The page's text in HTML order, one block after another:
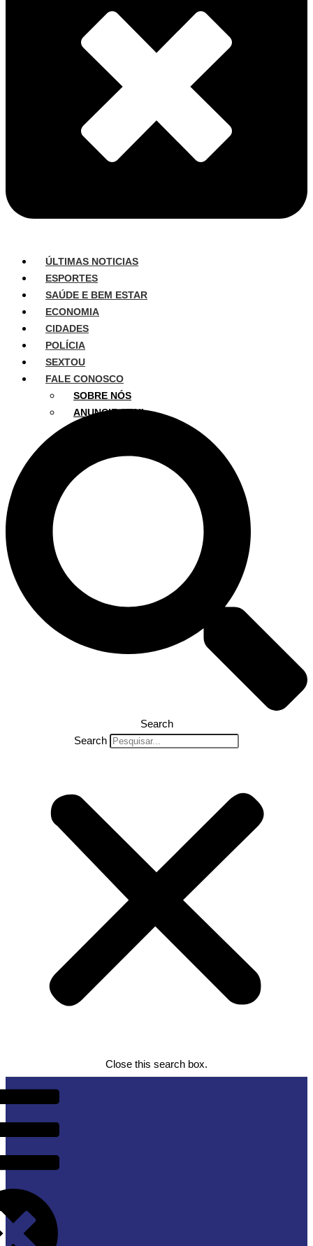
ÚLTIMAS NOTICIAS
ESPORTES
SAÚDE E BEM ESTAR
ECONOMIA
CIDADES
POLÍCIA
SEXTOU
FALE CONOSCO
SOBRE NÓS
ANUNCIE AQUI
Search
Search
Close this search box.